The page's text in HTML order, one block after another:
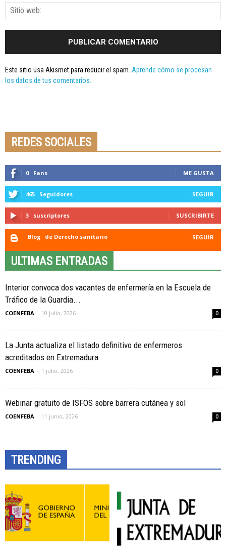
Este sitio usa Akismet para reducir el spam. Aprende cómo se procesan
los datos de tus comentarios.
REDES SOCIALES
0 Fans ME GUSTA
465 Seguidores SEGUIR
3 suscriptores SUSCRIBIRTE
Blog de Derecho sanitario SEGUIR
ULTIMAS ENTRADAS
Interior convoca dos vacantes de enfermería en la Escuela de
Tráfico de la Guardia...
COENFEBA - 10 julio, 2026 0
La Junta actualiza el listado definitivo de enfermeros
acreditados en Extremadura
COENFEBA - 1 julio, 2026 0
Webinar gratuito de ISFOS sobre barrera cutánea y sol
COENFEBA - 11 junio, 2026 0
TRENDING